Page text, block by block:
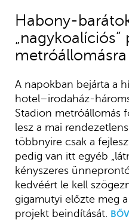
Habony-
metróállomásra
A napokban bejárta a
hotel–irodaház-
Stadion metróállomás
lesz a mai
többnyire csak a
pedig van itt egyéb
kényszeres
kedvéért le kell
gigamutyi előzte meg
projekt beindítását.